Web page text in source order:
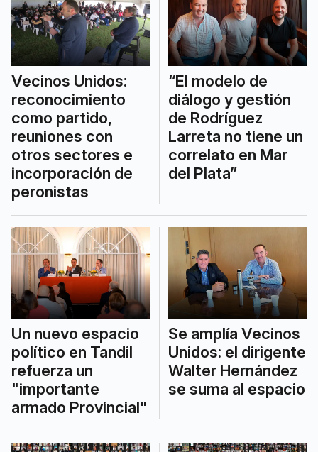
Vecinos Unidos:
reconocimiento
como partido,
reuniones con
otros sectores e
incorporación de
peronistas
“El modelo de
diálogo y gestión
de Rodríguez
Larreta no tiene un
correlato en Mar
del Plata”
Un nuevo espacio
político en Tandil
refuerza un
"importante
armado Provincial"
Se amplía Vecinos
Unidos: el dirigente
Walter Hernández
se suma al espacio